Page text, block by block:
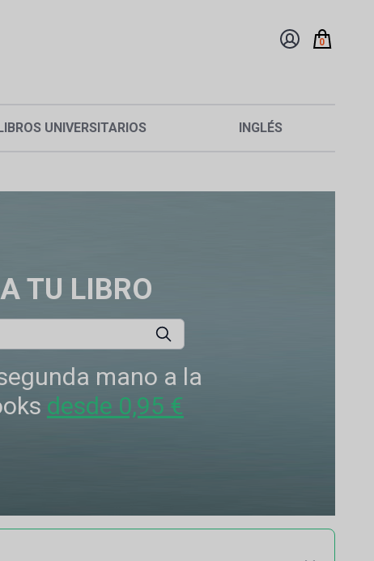
0
UNIVERSITARIOS INGLÉS
TU LIBRO
mano a la
desde 0,95 €